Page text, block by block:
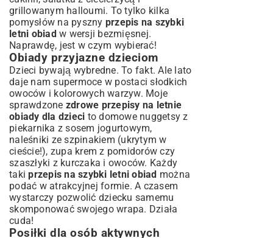
grillowanym halloumi. To tylko kilka
pomysłów na pyszny przepis na szybki
letni obiadw wersji bezmięsnej.
Naprawdę, jest w czym wybierać!
Obiady przyjazne dzieciom
Dzieci bywają wybredne. To fakt. Ale lato
daje nam supermoce w postaci słodkich
owoców i kolorowych warzyw. Moje
sprawdzone zdrowe przepisy na letnie
obiady dla dzieci to domowe nuggetsy z
piekarnika z sosem jogurtowym,
naleśniki ze szpinakiem (ukrytym w
cieście!), zupa krem z pomidorów czy
szaszłyki z kurczaka i owoców. Każdy
takiprzepis na szybki letni obiad można
podać w atrakcyjnej formie. A czasem
wystarczy pozwolić dziecku samemu
skomponować swojego wrapa. Działa
cuda!
Posiłki dla osób aktywnych